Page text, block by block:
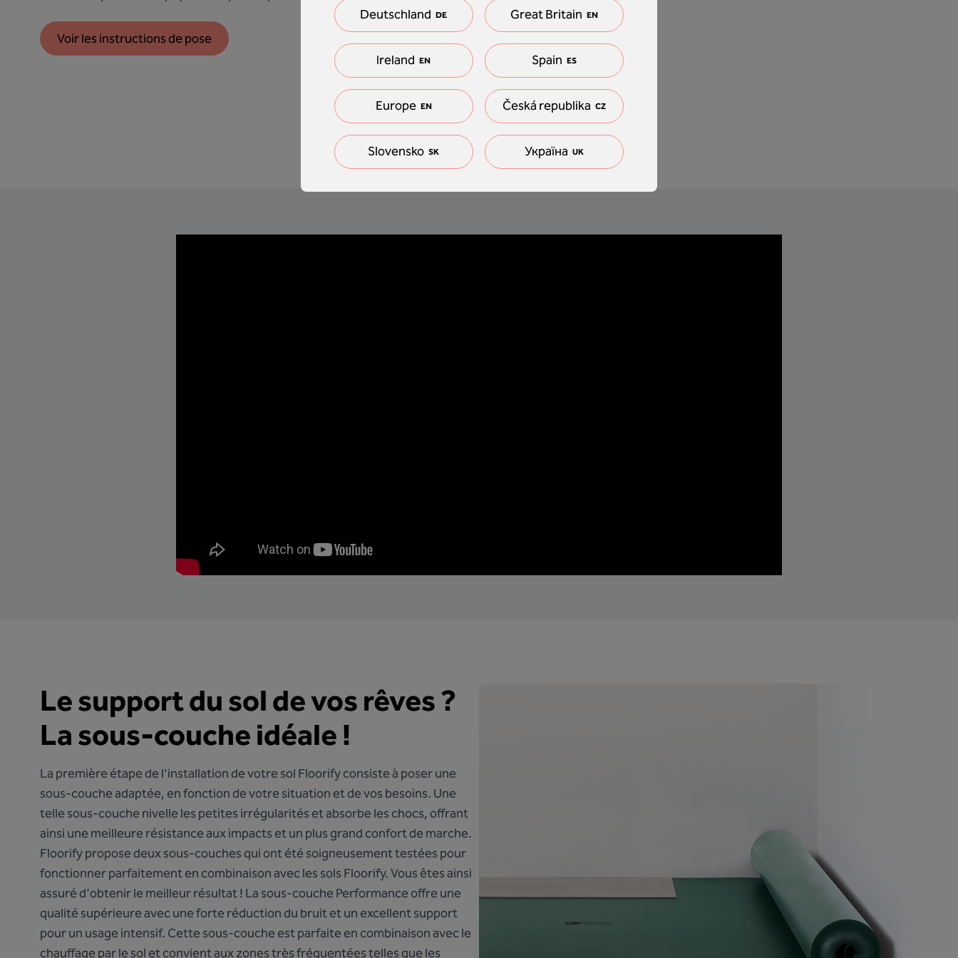
Voir les instructions de pose
Le support du sol de vos rêves ?
La sous-couche idéale !
La première étape de l'installation de votre sol Floorify consiste à poser une
sous-couche adaptée, en fonction de votre situation et de vos besoins. Une
telle sous-couche nivelle les petites irrégularités et absorbe les chocs, offrant
ainsi une meilleure résistance aux impacts et un plus grand confort de marche.
Floorify propose deux sous-couches qui ont été soigneusement testées pour
fonctionner parfaitement en combinaison avec les sols Floorify. Vous êtes ainsi
assuré d'obtenir le meilleur résultat ! La sous-couche Performanceoffre une
qualité supérieure avec une forte réduction du bruit et un excellent support
pour un usage intensif. Cette sous-couche est parfaite en combinaison avec le
chauffage par le sol et convient aux zones très fréquentées telles que les
Deutschland DE Great Britain EN
Ireland EN Spain ES
Europe EN Česká republika CZ
Slovensko SK Україна UK